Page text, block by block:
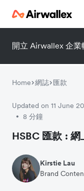
開立 Airwallex 企業
Home 網誌 匯款
Updated on 11 June
• 8 分鐘
HSBC 匯款 :
Kirstie Lau
Brand
立即觀看 3 分
請填寫資料以觀體驗